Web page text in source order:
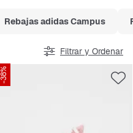
Rebajas adidas Campus
Filtrar y Ordenar
-38%